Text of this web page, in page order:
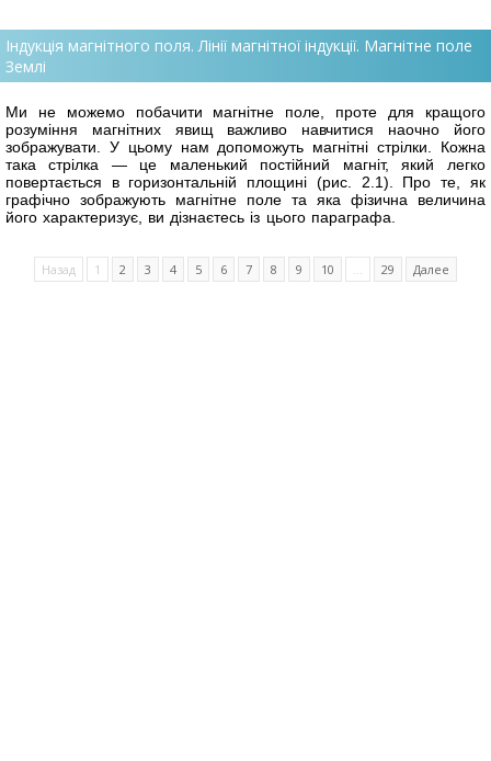
Індукція магнітного поля. Лінії магнітної індукції. Магнітне поле
Землі
Ми не можемо побачити магнітне поле, проте для кращого
розуміння магнітних явищ важливо навчитися наочно його
зображувати. У цьому нам допоможуть магнітні стрілки. Кожна
така стрілка — це маленький постійний магніт, який легко
повертається в горизонтальній площині (рис. 2.1). Про те, як
графічно зображують магнітне поле та яка фізична величина
його характеризує, ви дізнаєтесь із цього параграфа.
Назад 1 2 3 4 5 6 7 8 9 10 ... 29 Далее